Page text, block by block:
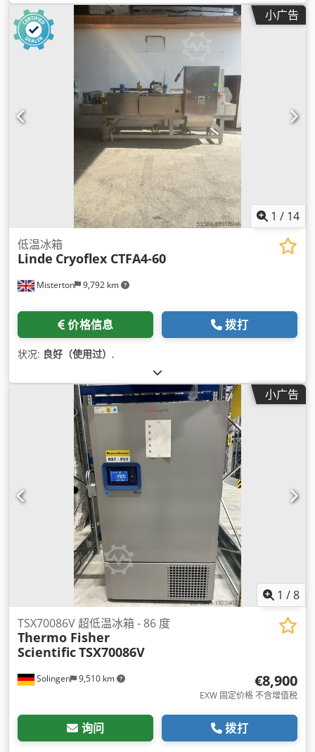
小广告
1 / 14
Misterton 9,792 km
低温冰箱
Linde Cryoflex CTFA4-60
价格信息 拨打
状况: 良好（使用过） ,
小广告
1 /8
Solingen 9,510 km
TSX70086V 超低温冰箱 - 86 度
Thermo Fisher
ScientificTSX70086V
€8,900
EXW 固定价格 不含增值税
询问 拨打